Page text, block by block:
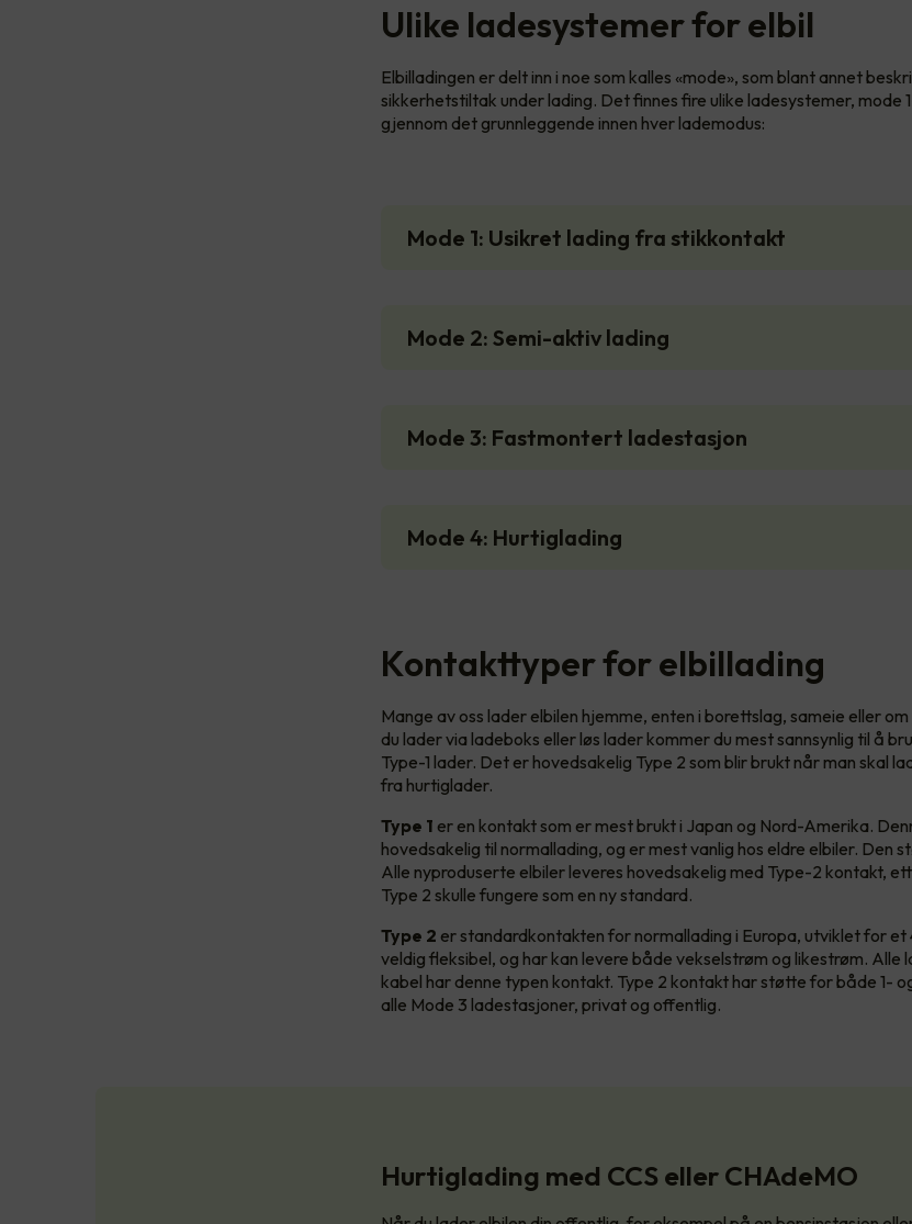
Ulike ladesystemer for elbil
Elbilladingen er delt inn i noe som kalles «mode», som blant annet
sikkerhetstiltak under lading. Det finnes fire ulike ladesystemer, mode
gjennom det grunnleggende innen hver lademodus:
Mode 1: Usikret lading fra stikkontakt
Mode 2: Semi-aktiv lading
Mode 3: Fastmontert ladestasjon
Mode 4: Hurtiglading
Kontakttyper for elbillading
Mange av oss lader elbilen hjemme, enten i borettslag, sameie eller
du lader via ladeboks eller løs lader kommer du mest sannsynlig til å
Type-1 lader. Det er hovedsakelig Type 2 som blir brukt når man skal
fra hurtiglader.
Type 1 er en kontakt som er mest brukt i Japan og Nord-Amerika.
hovedsakelig til normallading, og er mest vanlig hos eldre elbiler. Den
Alle nyproduserte elbiler leveres hovedsakelig med Type-2 kontakt,
Type 2 skulle fungere som en ny standard.
Type 2 er standardkontakten for normallading i Europa, utviklet for
veldig fleksibel, og har kan levere både vekselstrøm og likestrøm. Alle
kabel har denne typen kontakt. Type 2 kontakt har støtte for både 1-
alle Mode 3 ladestasjoner, privat og offentlig.
Hurtiglading med CCS eller CHAdeMO